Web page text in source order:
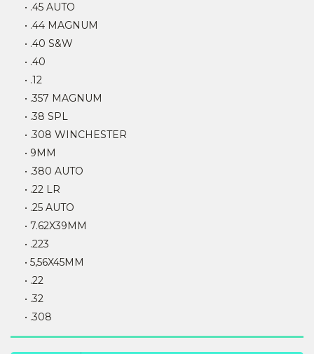
• .45 AUTO
• .44 MAGNUM
• .40 S&W
• .40
• .12
• .357 MAGNUM
• .38 SPL
• .308 WINCHESTER
• 9MM
• .380 AUTO
• .22 LR
• .25 AUTO
• 7.62X39MM
• .223
• 5,56X45MM
• .22
• .32
• .308